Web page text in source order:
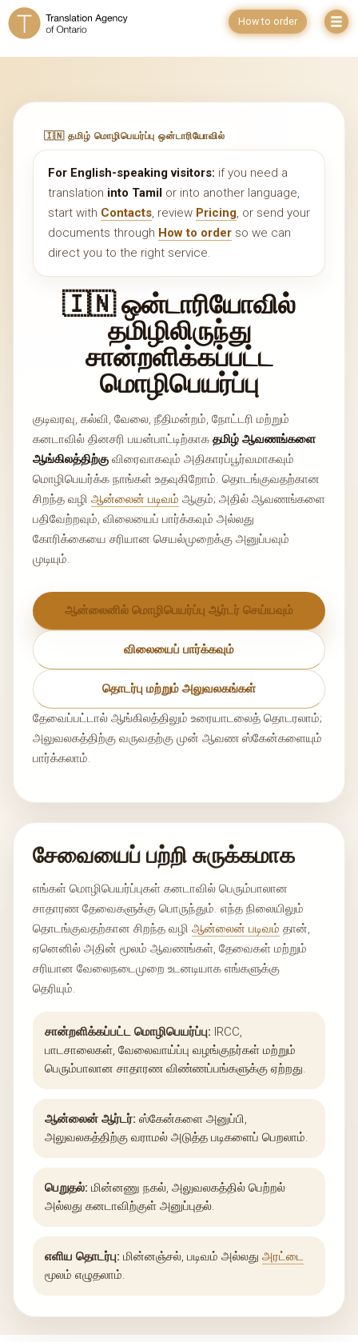
How to order
🇮🇳 தமிழ் மொழிபெயர்ப்பு ஒன்டாரியோவில்
For English-speaking visitors: if you need a
translation into Tamil or into another language,
start with Contacts, review Pricing, or send your
documents through How to order so we can
direct you to the right service.
🇮🇳 ஒன்டாரியோவில்
தமிழிலிருந்து
சான்றளிக்கப்பட்ட
மொழிபெயர்ப்பு
குடிவரவு, கல்வி, வேலை, நீதிமன்றம், நோட்டரி மற்றும்
கனடாவில் தினசரி பயன்பாட்டிற்காக தமிழ் ஆவணங்களை
ஆங்கிலத்திற்கு விரைவாகவும் அதிகாரப்பூர்வமாகவும்
மொழிபெயர்க்க நாங்கள் உதவுகிறோம். தொடங்குவதற்கான
சிறந்த வழி ஆன்லைன் படிவம் ஆகும்; அதில் ஆவணங்களை
பதிவேற்றவும், விலையைப் பார்க்கவும் அல்லது
கோரிக்கையை சரியான செயல்முறைக்கு அனுப்பவும்
முடியும்.
ஆன்லைனில் மொழிபெயர்ப்பு ஆர்டர் செய்யவும்
விலையைப் பார்க்கவும்
தொடர்பு மற்றும் அலுவலகங்கள்
தேவைப்பட்டால் ஆங்கிலத்திலும் உரையாடலைத் தொடரலாம்;
அலுவலகத்திற்கு வருவதற்கு முன் ஆவண ஸ்கேன்களையும்
பார்க்கலாம்.
சேவையைப் பற்றி சுருக்கமாக
எங்கள் மொழிபெயர்ப்புகள் கனடாவில் பெரும்பாலான
சாதாரண தேவைகளுக்கு பொருந்தும். எந்த நிலையிலும்
தொடங்குவதற்கான சிறந்த வழி ஆன்லைன் படிவம் தான்,
ஏனெனில் அதின் மூலம் ஆவணங்கள், தேவைகள் மற்றும்
சரியான வேலைநடைமுறை உடனடியாக எங்களுக்கு
தெரியும்.
சான்றளிக்கப்பட்ட மொழிபெயர்ப்பு: IRCC,
பாடசாலைகள், வேலைவாய்ப்பு வழங்குநர்கள் மற்றும்
பெரும்பாலான சாதாரண விண்ணப்பங்களுக்கு ஏற்றது.
ஆன்லைன் ஆர்டர்: ஸ்கேன்களை அனுப்பி,
அலுவலகத்திற்கு வராமல் அடுத்த படிகளைப் பெறலாம்.
பெறுதல்: மின்னணு நகல், அலுவலகத்தில் பெற்றல்
அல்லது கனடாவிற்குள் அனுப்புதல்.
எளிய தொடர்பு: மின்னஞ்சல், படிவம் அல்லது அரட்டை
மூலம் எழுதலாம்.